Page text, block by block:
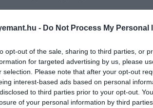
- Do Not Process My Personal
opt-out of the sale, sharing to third parties, or
for targeted advertising by us, please
selection. Please note that after your opt-out
interest-based ads based on personal
to third parties prior to your opt-out.
of your personal information by third